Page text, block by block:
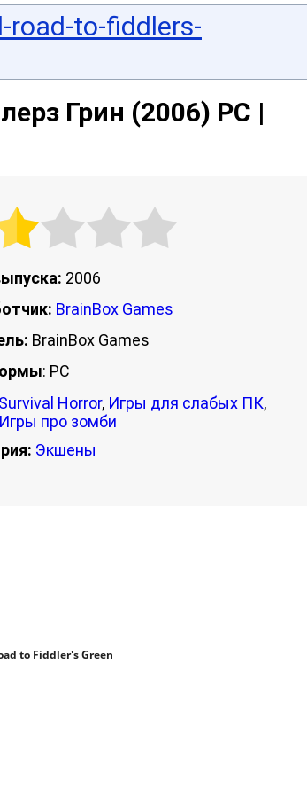
road-to-fiddlers-
Грин (2006) PC |
2006
BrainBox Games
BrainBox Games
: PC
Survival Horror, Игры для слабых ПК,
Игры про зомби
Экшены
to Fiddler's Green